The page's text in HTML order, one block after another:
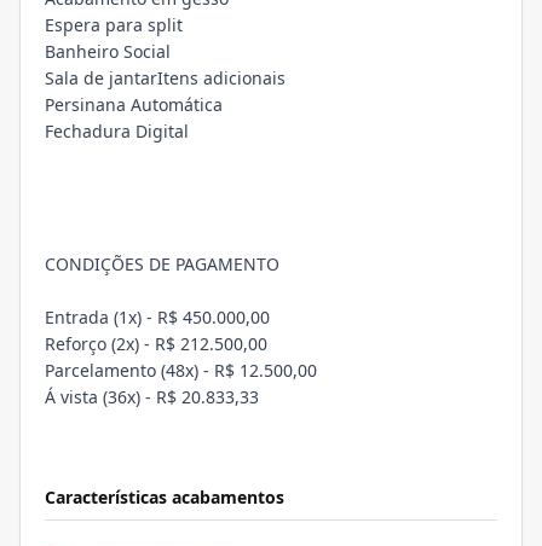
Características acabamentos
Espera para split
Banheiro Social
Sala de jantarItens adicionais
Persinana Automática
Fechadura Digital
CONDIÇÕES DE PAGAMENTO
Entrada (1x) - R$ 450.000,00
Reforço (2x) - R$ 212.500,00
Parcelamento (48x) - R$ 12.500,00
Á vista (36x) - R$ 20.833,33